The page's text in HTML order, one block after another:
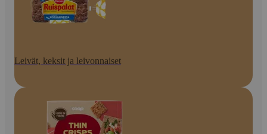
Leivät, keksit ja leivonnaiset